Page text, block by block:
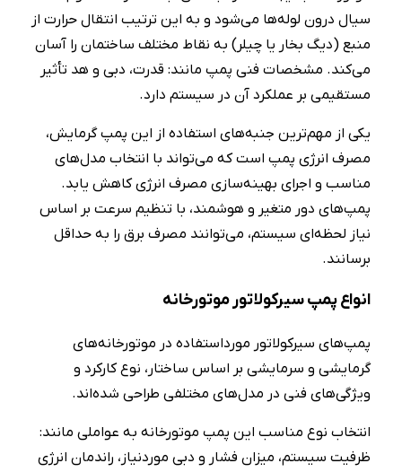
سیال درون لوله‌ها می‌شود و به‌ این‌ ترتیب انتقال حرارت از
منبع (دیگ بخار یا چیلر) به نقاط مختلف ساختمان را آسان
می‌کند. مشخصات فنی پمپ مانند: قدرت، دبی و هد تأثیر
مستقیمی بر عملکرد آن در سیستم دارد.
یکی از مهم‌ترین جنبه‌های استفاده از این پمپ گرمایش،
مصرف انرژی پمپ است که می‌تواند با انتخاب مدل‌های
مناسب و اجرای بهینه‌سازی مصرف انرژی کاهش یابد.
پمپ‌های دور متغیر و هوشمند، با تنظیم سرعت بر اساس
نیاز لحظه‌ای سیستم، می‌توانند مصرف برق را به حداقل
برسانند.
انواع پمپ سیرکولاتور موتورخانه
پمپ‌های سیرکولاتور مورداستفاده در موتورخانه‌های
گرمایشی و سرمایشی بر اساس ساختار، نوع کارکرد و
ویژگی‌های فنی در مدل‌های مختلفی طراحی شده‌اند.
انتخاب نوع مناسب این پمپ‌ موتورخانه به عواملی مانند:
ظرفیت سیستم، میزان فشار و دبی موردنیاز، راندمان انرژی